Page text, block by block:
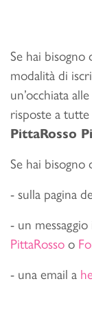
Se hai bisogno
modalità di
un’occhiata alle
risposte a
PittaRosso
Se hai
- sulla pagina
- un
PittaRosso o
- una email a